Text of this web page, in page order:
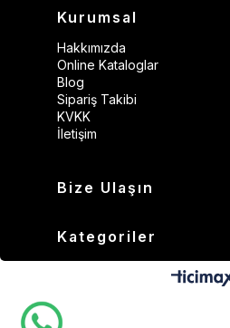
Kurumsal
Hakkımızda
Online Kataloglar
Blog
Sipariş Takibi
KVKK
İletişim
Bize Ulaşın
Kategoriler